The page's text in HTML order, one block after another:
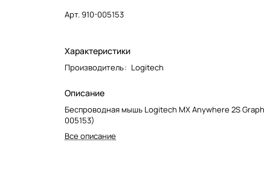
Арт.910-005153
Характеристики
Производитель: Logitech
Описание
Беспроводная мышь Logitech MX Anywhere 2S
005153)
Все описание